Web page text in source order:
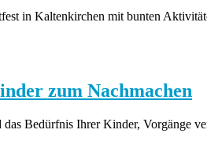
in Kaltenkirchen mit bunten
zum Nachmachen
Bedürfnis Ihrer Kinder, Vorgänge